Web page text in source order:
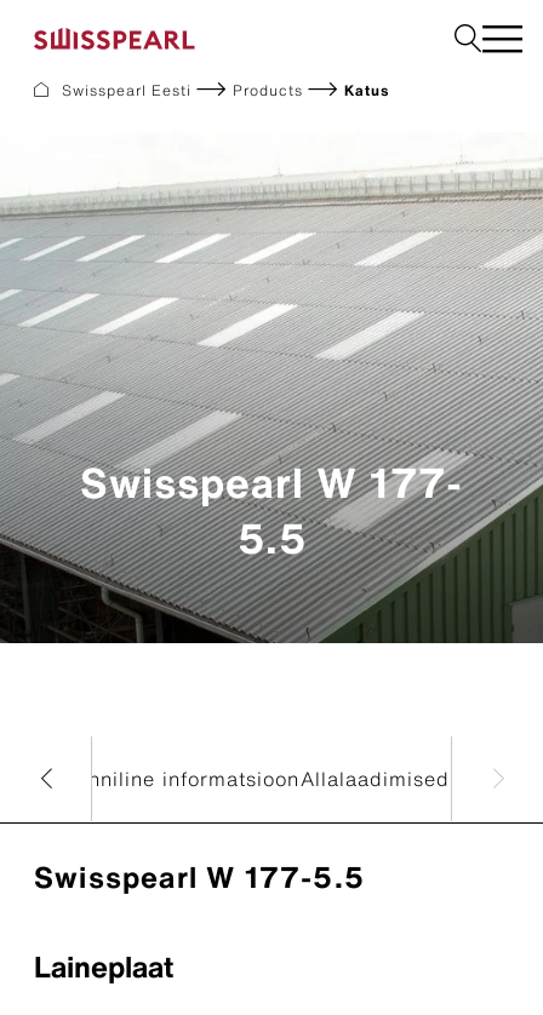
Ettevõte
Teenused
Inspiratsioon
Jätkusuutlikkus
Ehitusplaadid
Interjöör
Allalaadimine
Swisspearl Eesti Products Katus
Swisspearl W 177-
5.5
Värvid Tehniline informatsioonAllalaadimised
Swisspearl W 177-5.5
Laineplaat